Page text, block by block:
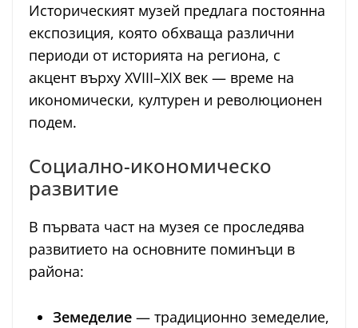
Историческият музей предлага постоянна
експозиция, която обхваща различни
периоди от историята на региона, с
акцент върху XVIII–XIX век — време на
икономически, културен и революционен
подем.
Социално-икономическо
развитие
В първата част на музея се проследява
развитието на основните поминъци в
района:
Земеделие — традиционно земеделие,